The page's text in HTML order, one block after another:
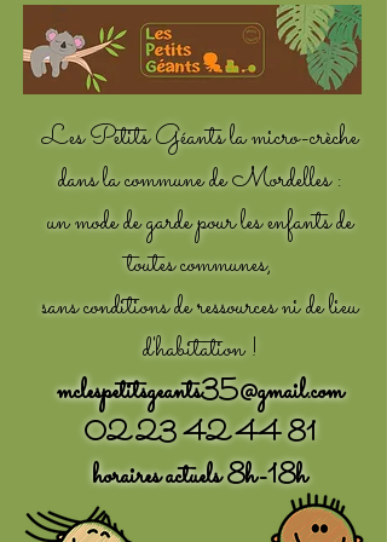
Les Petits Géants la micro-crèche
dans la commune de Mordelles :
un mode de garde pour les enfants de
toutes communes,
sans conditions de ressources ni de lieu
d'habitation !
mclespetitsgeants35@gmail.com
02 23 42 44 81
horaires actuels 8h-18h